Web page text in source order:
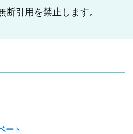
断引用を禁止します。
ート